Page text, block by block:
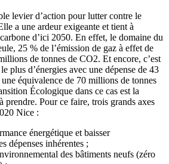
levier d’action pour lutter contre le
a une ardeur exigeante et tient à
d’ici 2050. En effet, le domaine du
25 % de l’émission de gaz à effet de
de tonnes de CO2. Et encore, c’est
plus d’énergies avec une dépense de 43
équivalence de 70 millions de tonnes
Écologique dans ce cas est la
prendre. Pour ce faire, trois grands axes
Nice :
énergétique et baisser
dépenses inhérentes ;
des bâtiments neufs (zéro